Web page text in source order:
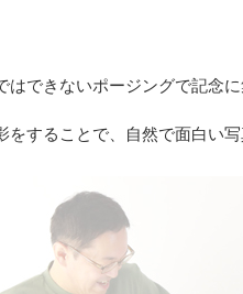
できないポージングで記念
することで、自然で面白い